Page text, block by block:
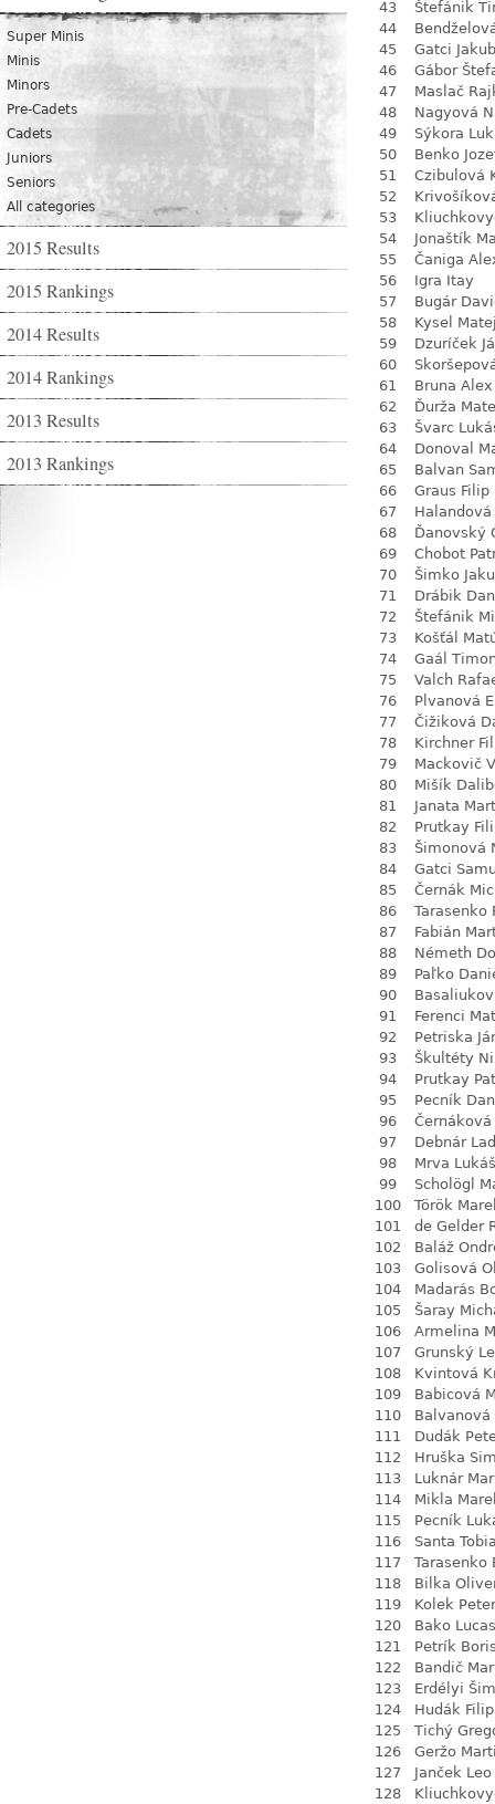
Super Minis
Minis
Minors
Pre-Cadets
Cadets
Juniors
Seniors
All categories
2015 Results
2015 Rankings
2014 Results
2014 Rankings
2013 Results
2013 Rankings
43
Štefánik
44
45
Gatci Jakub
46
Gábor
47
Maslač
48
Nagyová
49
Sýkora
50
Benko
51
Czibulová
52
53
54
Jonaštík
55
Čaniga
56
Igra Itay
57
Bugár
58
Kysel
59
Dzuríček
60
61
Bruna Alex
62
Ďurža
63
Švarc
64
Donoval
65
Balvan
66
Graus Filip
67
Halandová
68
Ďanovský
69
Chobot
70
Šimko
71
Drábik
72
Štefánik
73
Košťál
74
Gaál
75
Valch
76
Plvanová
77
Čižiková
78
Kirchner
79
Mackovič
80
Mišík
81
Janata
82
Prutkay
83
Šimonová
84
Gatci
85
Černák
86
Tarasenko
87
Fabián
88
Németh
89
Paľko
90
91
Ferenci
92
Petriska
93
Škultéty
94
Prutkay
95
Pecník
96
97
Debnár
98
Mrva Lukáš
99
Scholögl
100
Török
101
de Gelder
102
Baláž
103
Golisová
104
Madarás
105
Šaray
106
Armelina
107
Grunský
108
Kvintová
109
Babicová
110
Balvanová
111
Dudák
112
Hruška
113
Luknár
114
Mikla
115
Pecník
116
Santa
117
Tarasenko
118
Bilka
119
Kolek Peter
120
Bako Lucas
121
Petrík
122
Bandič
123
Erdélyi
124
Hudák Filip
125
Tichý
126
Geržo
127
Janček Leo
128